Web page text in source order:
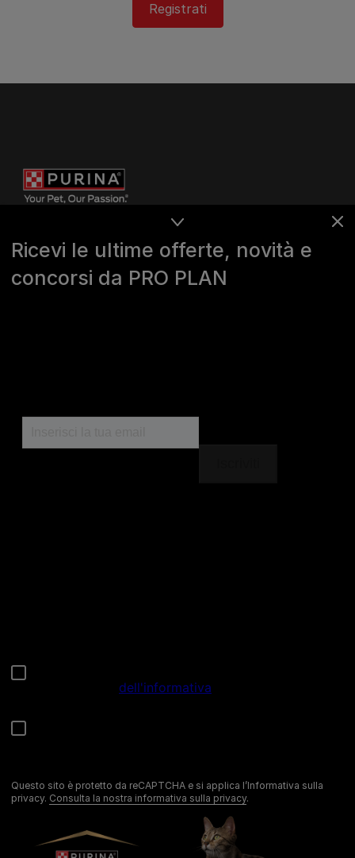
Registrati
Ricevi le ultime offerte, novità e
concorsi da PRO PLAN
Questo sito è protetto da reCAPTCHA e si applica l’Informativa sulla
privacy. Consulta la nostra informativa sulla privacy.
Seguici
©Reg. Trademark of Nestlé S.A.
Segnalazioni